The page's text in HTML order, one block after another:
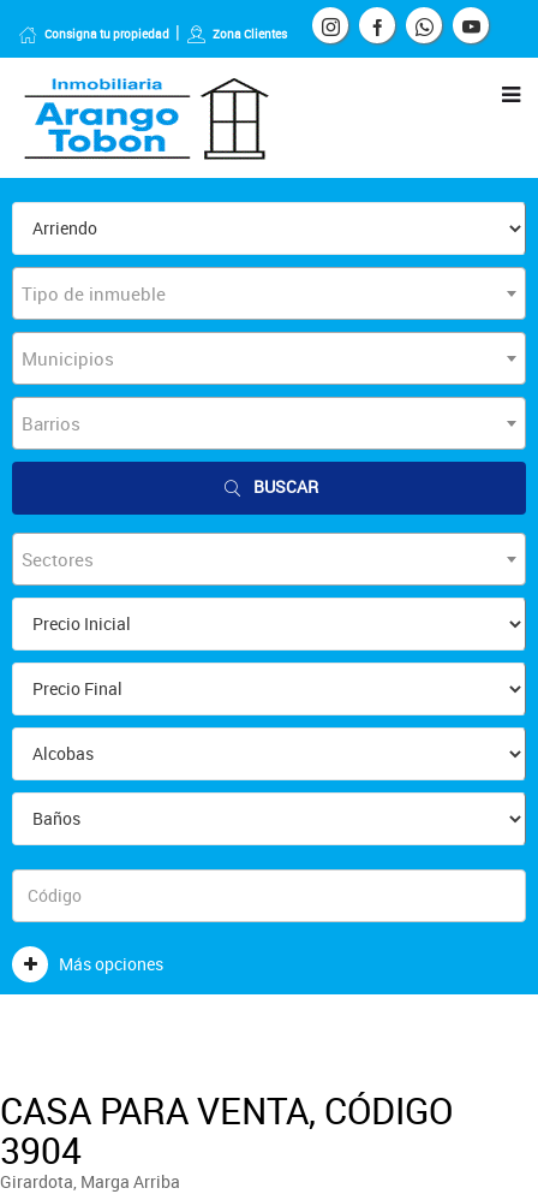
Consigna tu propiedad Zona Clientes
Tipo de inmueble
Municipios
Barrios
BUSCAR
Sectores
Más opciones
CASA PARA VENTA, CÓDIGO
3904
Girardota, Marga Arriba